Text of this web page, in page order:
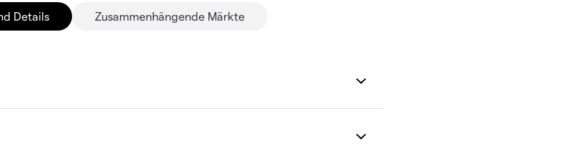
Details Zusammenhängende Märkte